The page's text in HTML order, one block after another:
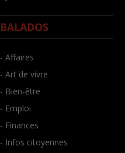
BALADOS
- Affaires
- Art de vivre
- Bien-être
- Emploi
- Finances
- Infos citoyennes